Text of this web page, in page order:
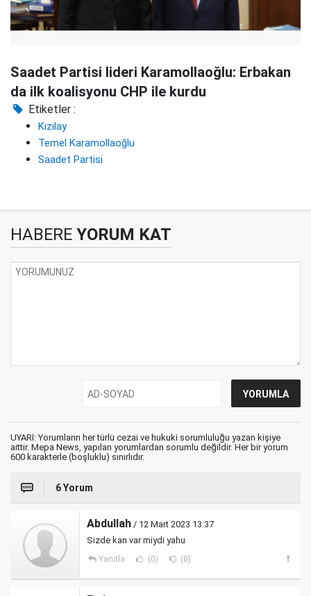
Saadet Partisi lideri Karamollaoğlu: Erbakan
da ilk koalisyonu CHP ile kurdu
Etiketler :
Kızılay
Temel Karamollaoğlu
Saadet Partisi
HABERE YORUM KAT
UYARI: Yorumların her türlü cezai ve hukuki sorumluluğu yazan kişiye
aittir. Mepa News, yapılan yorumlardan sorumlu değildir. Her bir yorum
600 karakterle (boşluklu) sınırlıdır.
6 Yorum
Abdullah / 12 Mart 2023 13:37
Sizde kan var miydi yahu
Yanıtla (0) (0)